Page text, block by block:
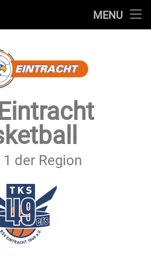
MENU
1 der Region